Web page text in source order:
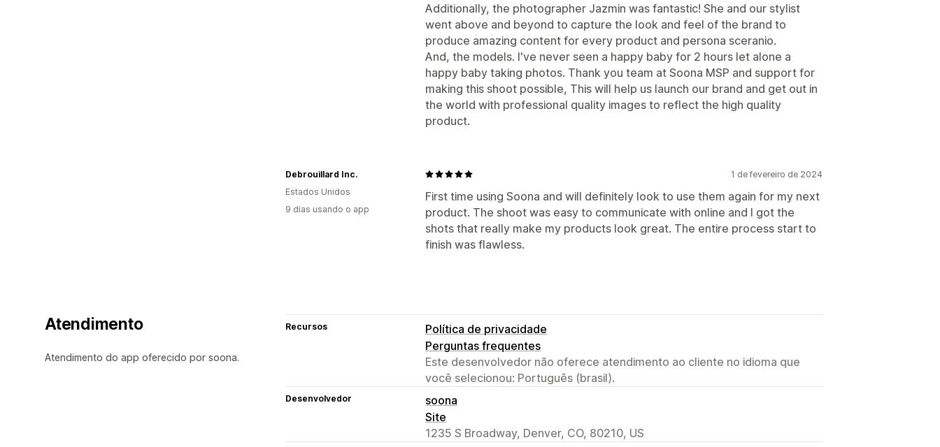
Additionally, the photographer Jazmin was fantastic! She and our stylist
went above and beyond to capture the look and feel of the brand to
produce amazing content for every product and persona sceranio.
And, the models. I've never seen a happy baby for 2 hours let alone a
happy baby taking photos. Thank you team at Soona MSP and support for
making this shoot possible, This will help us launch our brand and get out in
the world with professional quality images to reflect the high quality
product.
1 de fevereiro de 2024
First time using Soona and will definitely look to use them again for my next
product. The shoot was easy to communicate with online and I got the
shots that really make my products look great. The entire process start to
finish was flawless.
Debrouillard Inc.
Estados Unidos
9 dias usando o app
Atendimento
Atendimento do app oferecido por soona.
Recursos
Política de privacidade
Perguntas frequentes
Este desenvolvedor não oferece atendimento ao cliente no idioma que
você selecionou: Português (brasil).
Desenvolvedor
soona
Site
1235 S Broadway, Denver, CO, 80210, US